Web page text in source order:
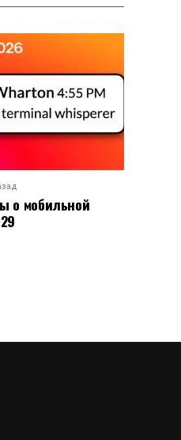
о мобильной